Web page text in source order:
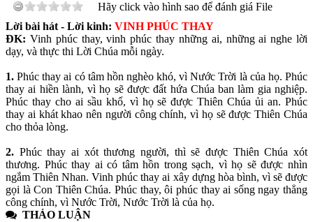
Hãy click vào hình sao để đánh giá File
Lời bài hát - Lời kinh: VINH PHÚC THAY
ĐK: Vinh phúc thay, vinh phúc thay những ai, những ai nghe lời
dạy, và thực thi Lời Chúa mỗi ngày.
1.Phúc thay ai có tâm hồn nghèo khó, vì Nước Trời là của họ. Phúc
thay ai hiền lành, vì họ sẽ được đất hứa Chúa ban làm gia nghiệp.
Phúc thay cho ai sầu khổ, vì họ sẽ được Thiên Chúa ủi an. Phúc
thay ai khát khao nên người công chính, vì họ sẽ được Thiên Chúa
cho thỏa lòng.
2. Phúc thay ai xót thương người, thì sẽ được Thiên Chúa xót
thương. Phúc thay ai có tâm hồn trong sạch, vì họ sẽ được nhìn
ngắm Thiên Nhan. Vinh phúc thay ai xây dựng hòa bình, vì sẽ được
gọi là Con Thiên Chúa. Phúc thay, ôi phúc thay ai sống ngay thẳng
công chính, vì Nước Trời, Nước Trời là của họ.
THẢO LUẬN